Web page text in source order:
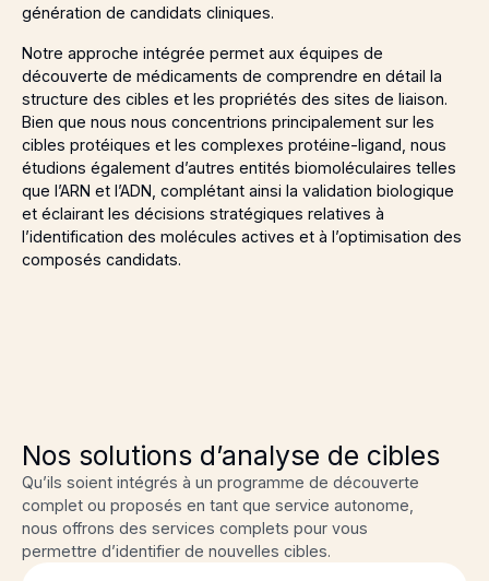
génération de candidats cliniques.
Notre approche intégrée permet aux équipes de
découverte de médicaments de comprendre en détail la
structure des cibles et les propriétés des sites de liaison.
Bien que nous nous concentrions principalement sur les
cibles protéiques et les complexes protéine-ligand, nous
étudions également d’autres entités biomoléculaires telles
que l’ARN et l’ADN, complétant ainsi la validation biologique
et éclairant les décisions stratégiques relatives à
l’identification des molécules actives et à l’optimisation des
composés candidats.
Nos solutions d’analyse de cibles
Qu’ils soient intégrés à un programme de découverte
complet ou proposés en tant que service autonome,
nous offrons des services complets pour vous
permettre d’identifier de nouvelles cibles.